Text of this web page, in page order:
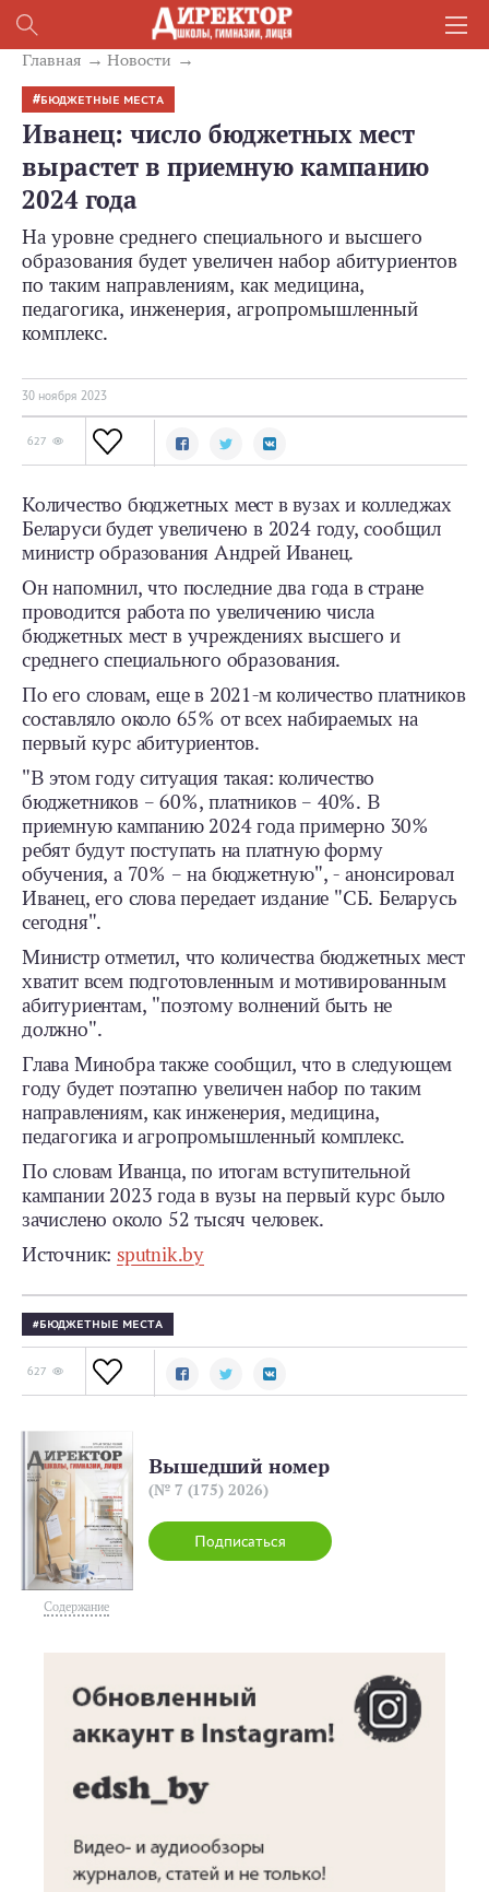
Главная Новости
БЮДЖЕТНЫЕ МЕСТА
Иванец: число бюджетных мест
вырастет в приемную кампанию
2024 года
На уровне среднего специального и высшего
образования будет увеличен набор абитуриентов
по таким направлениям, как медицина,
педагогика, инженерия, агропромышленный
комплекс.
30 ноября 2023
627
Количество бюджетных мест в вузах и колледжах
Беларуси будет увеличено в 2024 году, сообщил
министр образования Андрей Иванец.
Он напомнил, что последние два года в стране
проводится работа по увеличению числа
бюджетных мест в учреждениях высшего и
среднего специального образования.
По его словам, еще в 2021-м количество платников
составляло около 65% от всех набираемых на
первый курс абитуриентов.
"В этом году ситуация такая: количество
бюджетников – 60%, платников – 40%. В
приемную кампанию 2024 года примерно 30%
ребят будут поступать на платную форму
обучения, а 70% – на бюджетную", - анонсировал
Иванец, его слова передает издание "СБ. Беларусь
сегодня".
Министр отметил, что количества бюджетных мест
хватит всем подготовленным и мотивированным
абитуриентам, "поэтому волнений быть не
должно".
Глава Минобра также сообщил, что в следующем
году будет поэтапно увеличен набор по таким
направлениям, как инженерия, медицина,
педагогика и агропромышленный комплекс.
По словам Иванца, по итогам вступительной
кампании 2023 года в вузы на первый курс было
зачислено около 52 тысяч человек.
Источник:sputnik.by
БЮДЖЕТНЫЕ МЕСТА
627
Содержание
Подписаться
Вышедший номер
(№ 7 (175) 2026)